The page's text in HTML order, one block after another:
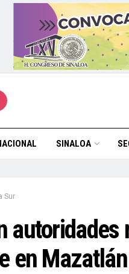
SINALOA
Sur
en Mazatlán